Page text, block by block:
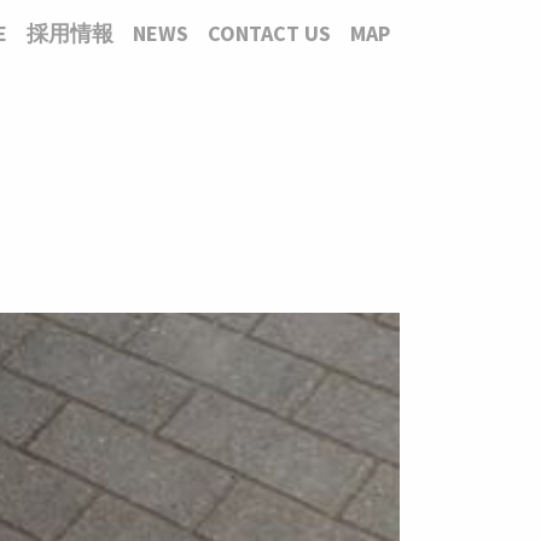
採用情報 NEWS CONTACT US MAP